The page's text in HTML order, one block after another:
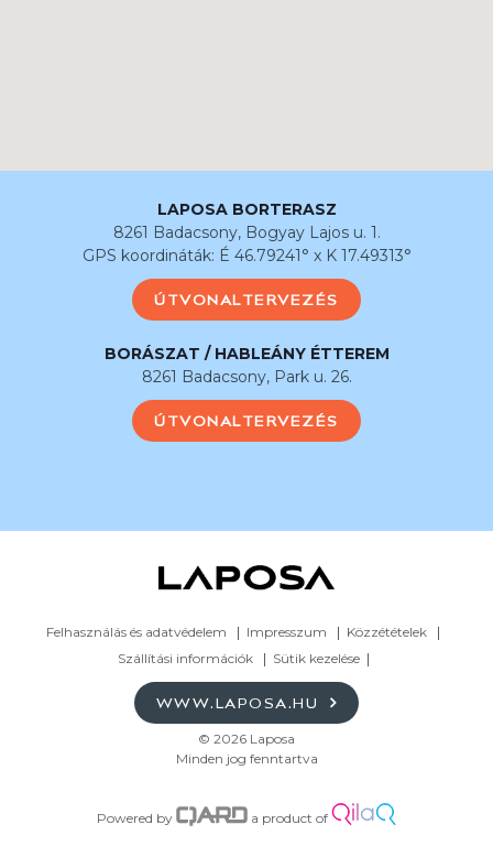
LAPOSA BORTERASZ
8261 Badacsony, Bogyay Lajos u. 1.
GPS koordináták: É 46.79241° x K 17.49313°
ÚTVONALTERVEZÉS
BORÁSZAT / HABLEÁNY ÉTTEREM
8261 Badacsony, Park u. 26.
ÚTVONALTERVEZÉS
Felhasználás és adatvédelem Impresszum
Közzétételek
Szállítási információk
Sütik kezelése
WWW.LAPOSA.HU
© 2026 Laposa
Minden jog fenntartva
Powered by a product of